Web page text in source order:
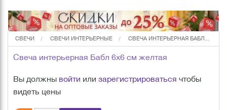
СВЕЧИ СВЕЧИ ИНТЕРЬЕРНЫЕ СВЕЧА ИНТЕРЬЕРНАЯ БАБЛ...
Свеча интерьерная Бабл 6х6 см желтая
Вы должны войти или зарегистрироваться чтобы
видеть цены